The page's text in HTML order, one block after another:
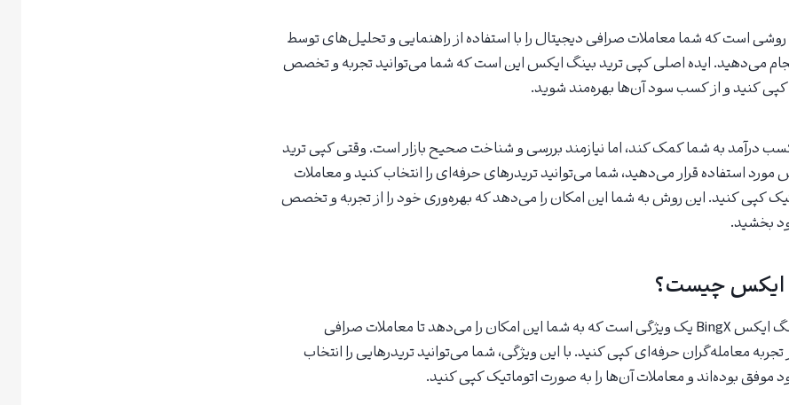
است که شما معاملات صرافی دیجیتال را با استفاده از راهنمایی و تحلیل‌های توسط
می‌دهید. ایده اصلی کپی ترید بینگ ایکس این است که شما می‌توانید تجربه و تخصص
کپی کنید و از کسب سود آن‌ها بهره‌مند شوید.
درآمد به شما کمک کند، اما نیازمند بررسی و شناخت صحیح بازار است. وقتی کپی ترید
استفاده قرار می‌دهید، شما می‌توانید تریدرهای حرفه‌ای را انتخاب کنید و معاملات
کپی کنید. این روش به شما این امکان را می‌دهد که بهره‌وری خود را از تجربه و تخصص
بخشید.
ایکس چیست؟
در صرافی بینگ ایکس BingX یک ویژگی است که به شما این امکان را می‌دهد تا معاملات صرافی
تجربه معامله‌گران حرفه‌ای کپی کنید. با این ویژگی، شما می‌توانید تریدرهایی را انتخاب
موفق بوده‌اند و معاملات آن‌ها را به صورت اتوماتیک کپی کنید.